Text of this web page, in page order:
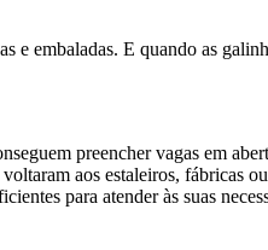
embaladas. E quando as
preencher vagas em
aos estaleiros, fábricas
para atender às suas